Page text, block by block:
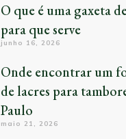
O que é uma gaxeta
para que serve
junho 16, 2026
Onde encontrar um
de lacres para
Paulo
maio 21, 2026